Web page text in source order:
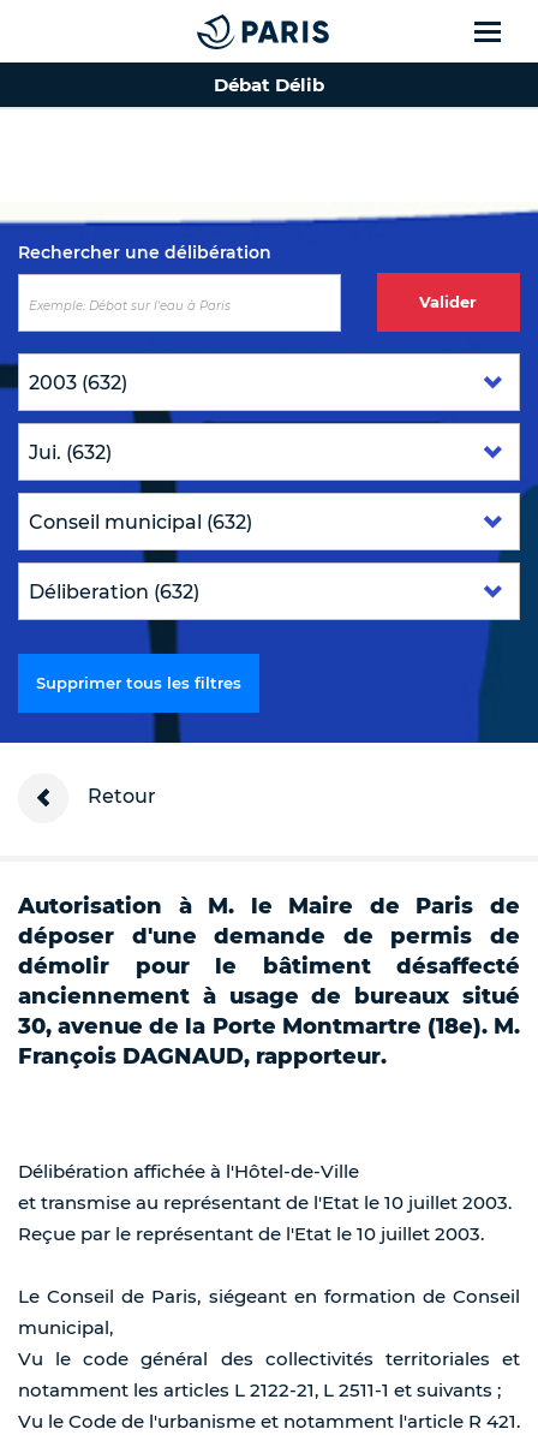
Top of the page
Débat Délib
Rechercher une délibération
Valider
Supprimer tous les filtres
Retour
Autorisation à M. le Maire de Paris de
déposer d'une demande de permis de
démolir pour le bâtiment désaffecté
anciennement à usage de bureaux situé
30, avenue de la Porte Montmartre (18e). M.
François DAGNAUD, rapporteur.
Délibération affichée à l'Hôtel-de-Ville
et transmise au représentant de l'Etat le 10 juillet 2003.
Reçue par le représentant de l'Etat le 10 juillet 2003.
Le Conseil de Paris, siégeant en formation de Conseil
municipal,
Vu le code général des collectivités territoriales et
notamment les articles L 2122-21, L 2511-1 et suivants ;
Vu le Code de l'urbanisme et notamment l'article R 421.